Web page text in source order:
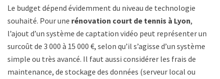
Le budget dépend évidemment du niveau de technologie
souhaité. Pour une rénovation court de tennis à Lyon,
l’ajout d’un système de captation vidéo peut représenter un
surcoût de 3 000 à 15 000 €, selon qu’il s’agisse d’un système
simple ou très avancé. Il faut aussi considérer les frais de
maintenance, de stockage des données (serveur local ou